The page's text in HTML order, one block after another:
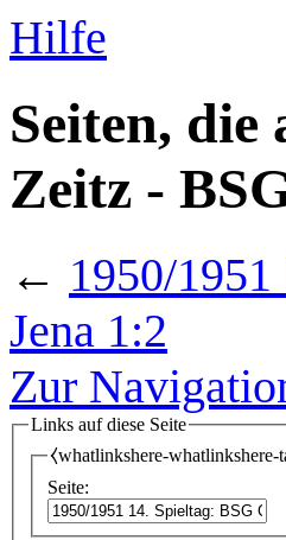
Hilfe
Seiten, die
Zeitz -
← 1950/
Jena 1:2
Zur
Links auf diese Seite
⧼whatlinkshere-whatlinkshere-
Seite: